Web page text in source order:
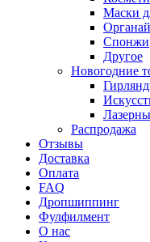
Маски
Спонжи
Другое
Новогодние
Распродажа
Отзывы
Доставка
Оплата
FAQ
Дропшиппинг
Фулфилмент
О нас